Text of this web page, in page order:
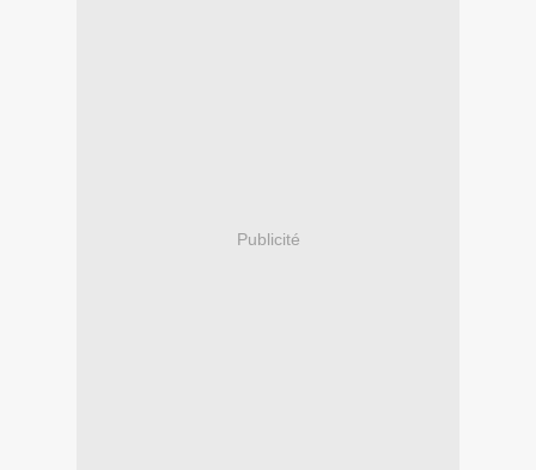
Publicité